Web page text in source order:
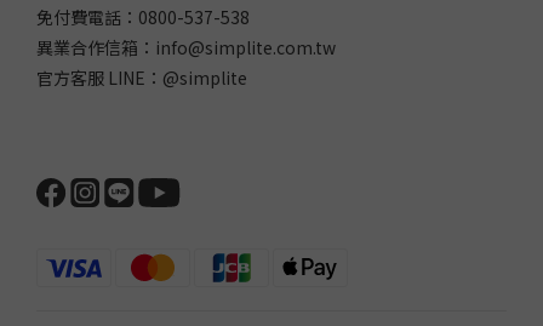
免付費電話：0800-537-538
異業合作信箱：info@simplite.com.tw
官方客服 LINE：@simplite